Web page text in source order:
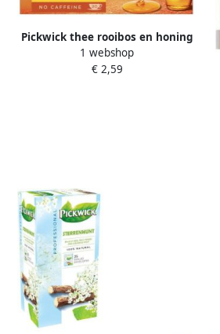
Pickwick thee rooibos en honing
pak van 20 zakjes
1 webshop
€ 2,59